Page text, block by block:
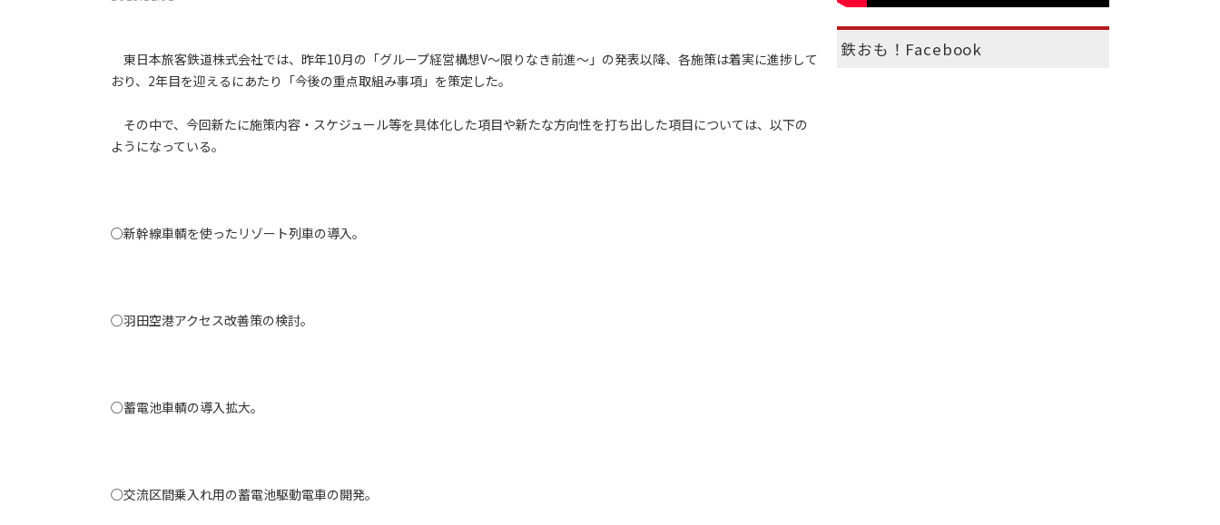
東日本旅客鉄道株式会社では、昨年10月の「グループ経営構想V～限りなき前進～」の発表以降、各施策は着実に進捗して
おり、2年目を迎えるにあたり「今後の重点取組み事項」を策定した。
その中で、今回新たに施策内容・スケジュール等を具体化した項目や新たな方向性を打ち出した項目については、以下の
ようになっている。
○新幹線車輌を使ったリゾート列車の導入。
○羽田空港アクセス改善策の検討。
○蓄電池車輌の導入拡大。
○交流区間乗入れ用の蓄電池駆動電車の開発。
鉄おも！Facebook